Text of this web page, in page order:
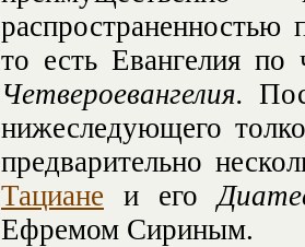
то есть Евангелия
Четвероевангелия.
нижеследующего
предварительно
Тациане и его
Ефремом Сириным.